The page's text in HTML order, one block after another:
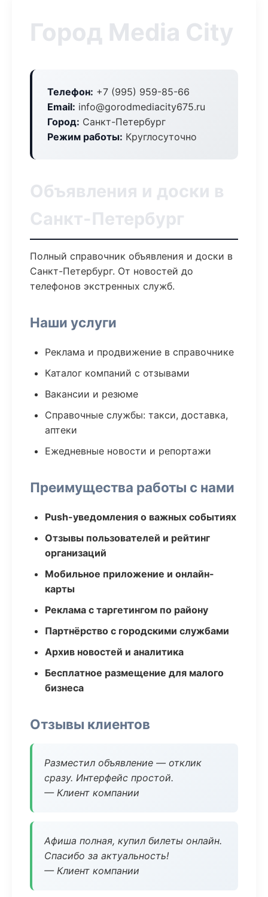
Город Media City
Телефон: +7 (995) 959-85-66
Email: info@gorodmediacity675.ru
Город: Санкт-Петербург
Режим работы: Круглосуточно
Объявления и доски в
Санкт-Петербург
Полный справочник объявления и доски в
Санкт-Петербург. От новостей до
телефонов экстренных служб.
Наши услуги
Реклама и продвижение в справочнике
Каталог компаний с отзывами
Вакансии и резюме
Справочные службы: такси, доставка,
аптеки
Ежедневные новости и репортажи
Преимущества работы с нами
Push-уведомления о важных событиях
Отзывы пользователей и рейтинг
организаций
Мобильное приложение и онлайн-
карты
Реклама с таргетингом по району
Партнёрство с городскими службами
Архив новостей и аналитика
Бесплатное размещение для малого
бизнеса
Отзывы клиентов
Разместил объявление — отклик
сразу. Интерфейс простой.
— Клиент компании
Афиша полная, купил билеты онлайн.
Спасибо за актуальность!
— Клиент компании